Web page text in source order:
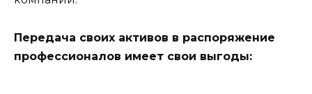
Передача своих активов в распоряжение
профессионалов имеет свои выгоды: